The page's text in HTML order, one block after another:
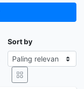
Sort by